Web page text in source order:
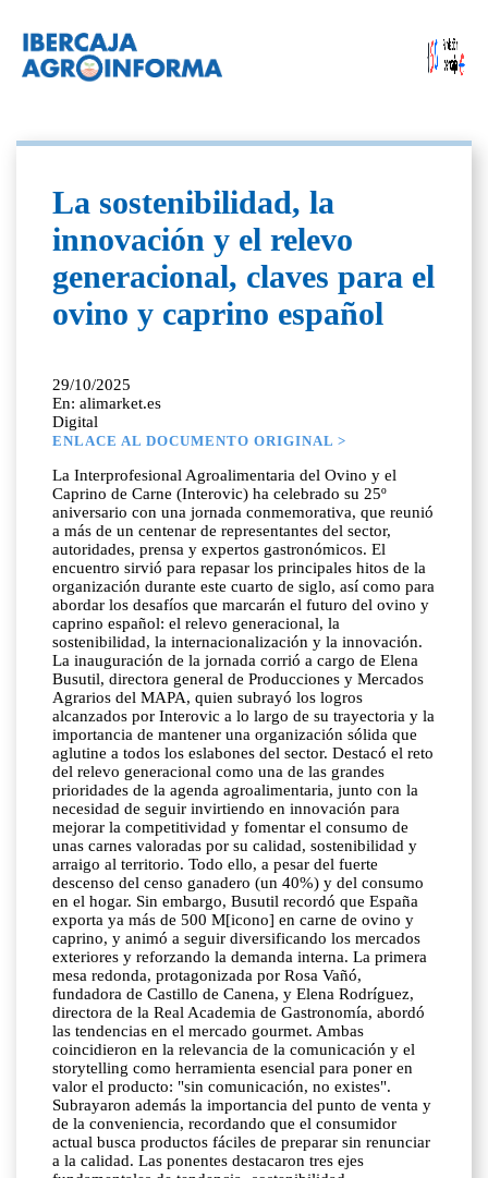
La sostenibilidad, la
innovación y el relevo
generacional, claves para el
ovino y caprino español
29/10/2025
En: alimarket.es
Digital
ENLACE AL DOCUMENTO ORIGINAL >
La Interprofesional Agroalimentaria del Ovino y el
Caprino de Carne (Interovic) ha celebrado su 25º
aniversario con una jornada conmemorativa, que reunió
a más de un centenar de representantes del sector,
autoridades, prensa y expertos gastronómicos. El
encuentro sirvió para repasar los principales hitos de la
organización durante este cuarto de siglo, así como para
abordar los desafíos que marcarán el futuro del ovino y
caprino español: el relevo generacional, la
sostenibilidad, la internacionalización y la innovación.
La inauguración de la jornada corrió a cargo de Elena
Busutil, directora general de Producciones y Mercados
Agrarios del MAPA, quien subrayó los logros
alcanzados por Interovic a lo largo de su trayectoria y la
importancia de mantener una organización sólida que
aglutine a todos los eslabones del sector. Destacó el reto
del relevo generacional como una de las grandes
prioridades de la agenda agroalimentaria, junto con la
necesidad de seguir invirtiendo en innovación para
mejorar la competitividad y fomentar el consumo de
unas carnes valoradas por su calidad, sostenibilidad y
arraigo al territorio. Todo ello, a pesar del fuerte
descenso del censo ganadero (un 40%) y del consumo
en el hogar. Sin embargo, Busutil recordó que España
exporta ya más de 500 M[icono] en carne de ovino y
caprino, y animó a seguir diversificando los mercados
exteriores y reforzando la demanda interna. La primera
mesa redonda, protagonizada por Rosa Vañó,
fundadora de Castillo de Canena, y Elena Rodríguez,
directora de la Real Academia de Gastronomía, abordó
las tendencias en el mercado gourmet. Ambas
coincidieron en la relevancia de la comunicación y el
storytelling como herramienta esencial para poner en
valor el producto: "sin comunicación, no existes".
Subrayaron además la importancia del punto de venta y
de la conveniencia, recordando que el consumidor
actual busca productos fáciles de preparar sin renunciar
a la calidad. Las ponentes destacaron tres ejes